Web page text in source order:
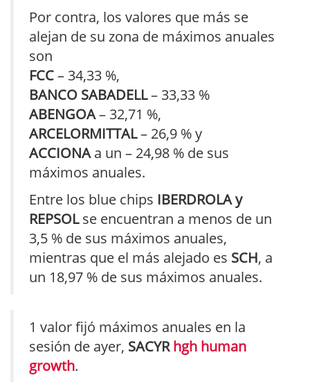
Por contra, los valores que más se
alejan de su zona de máximos anuales
son
FCC– 34,33 %,
BANCO SABADELL– 33,33 %
ABENGOA– 32,71 %,
ARCELORMITTAL– 26,9 % y
ACCIONAa un – 24,98 % de sus
máximos anuales.
Entre los blue chips IBERDROLA y
REPSOLse encuentran a menos de un
3,5 % de sus máximos anuales,
mientras que el más alejado es SCH, a
un 18,97 % de sus máximos anuales.
1 valor fijó máximos anuales en la
sesión de ayer, SACYRhgh human
growth.